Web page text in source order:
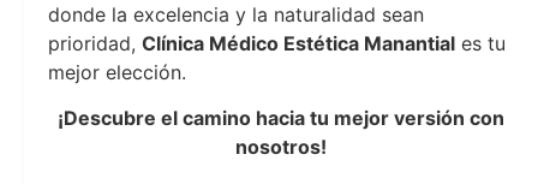
donde la excelencia y la naturalidad sean
prioridad, Clínica Médico Estética Manantial es tu
mejor elección.
¡Descubre el camino hacia tu mejor versión con
nosotros!